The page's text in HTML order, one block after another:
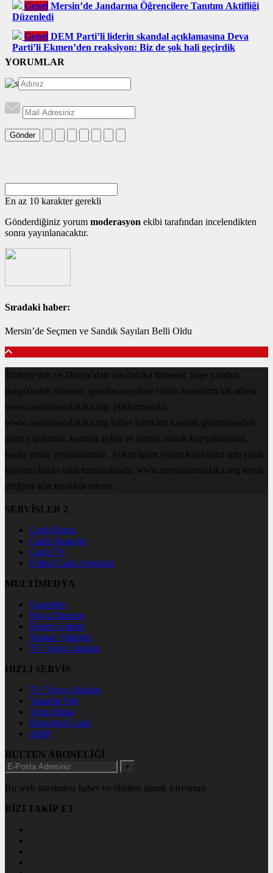
Genel Mersin’de Jandarma Öğrencilere Tanıtım Aktifliği
Düzenledi
Genel DEM Parti’li liderin skandal açıklamasına Deva
Parti’li Ekmen’den reaksiyon: Biz de şok hali geçirdik
YORUMLAR
Gönder
En az 10 karakter gerekli
Gönderdiğiniz yorum moderasyon ekibi tarafından incelendikten
sonra yayınlanacaktır.
Sıradaki haber:
Mersin’de Seçmen ve Sandık Sayıları Belli Oldu
Türkiye'den ve Dünya’dan son dakika haberler, köşe yazıları,
magazinden siyasete, spordan seyahate bütün konuların tek adresi
www.mersinsondakika.org platformunda;
www.mersinsondakika.org haber içerikleri kaynak gösterilmeden
alıntı yapılamaz, kanuna aykırı ve izinsiz olarak kopyalanamaz,
başka yerde yayınlanamaz. Aykırı işlem yapan kişi/kişiler için yasal
başvuru hakkı saklı tutulmaktadır. www.mersinsondakika.org tercih
ettiğiniz için teşekkür ederiz.
SERVİSLER 2
Canlı Borsa
Canlı Sonuçlar
Canlı TV
Futbol Canlı Sonuçlar
MULTİMEDYA
Gazeteler
Hava Durumu
Haber Gönder
Namaz Vakitleri
TV Yayın Akışları
HIZLI SERVİS
TV Yayın Akışları
Yazarlar Site
Tenis İddaa
Basketbol Canlı
AMP
BÜLTEN ABONELİĞİ
+
Bu web sitesinden haber ve ebülten almak istiyorum
BİZİ TAKİP ET